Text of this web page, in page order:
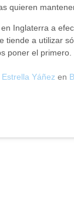
quieren
Inglaterra a
tiende a utilizar
poner el primero.
Estrella Yáñez en